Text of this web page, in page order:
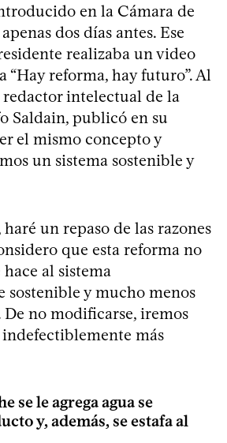
en la Cámara de
dos días antes. Ese
realizaba un video
“Hay reforma, hay futuro”. Al
intelectual de la
Saldain, publicó en su
el mismo concepto y
un sistema sostenible y
un repaso de las razones
que esta reforma no
al sistema
sostenible y mucho menos
no modificarse, iremos
más
se le agrega agua se
y, además, se estafa al